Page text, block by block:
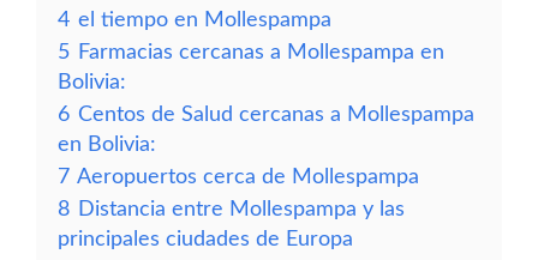
4 el tiempo en Mollespampa
5 Farmacias cercanas a Mollespampa en
Bolivia:
6 Centos de Salud cercanas a Mollespampa
en Bolivia:
7 Aeropuertos cerca de Mollespampa
8 Distancia entre Mollespampa y las
principales ciudades de Europa